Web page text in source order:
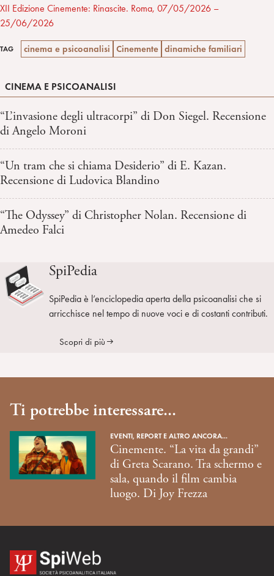
XII Edizione Cinemente: Rinascite. Roma, 07/05/2026 –
25/06/2026
TAG cinema e psicoanalisi Cinemente dinamiche familiari
CINEMA E PSICOANALISI
“L’invasione degli ultracorpi” di Don Siegel. Recensione
di Angelo Moroni
“Un tram che si chiama Desiderio” di E. Kazan.
Recensione di Ludovica Blandino
“The Odyssey” di Christopher Nolan. Recensione di
Amedeo Falci
SpiPedia
SpiPedia è l’enciclopedia aperta della psicoanalisi che si
arricchisce nel tempo di nuove voci e di costanti contributi.
Scopri di più
Ti potrebbe interessare...
EVENTI, REPORT E ALTRO ANCORA...
Cinemente. “La vita da grandi”
di Greta Scarano. Tra schermo e
sala, quando il film cambia
luogo. Di Joy Frezza